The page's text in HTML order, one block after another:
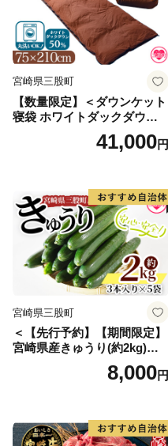
宮崎県三股町
【数量限定】＜ダウンケット
寝袋 ホワイトダックダウン5
0% フェザー50% 充填量0.3k
g ブラウン限定コンパクト収
s】【株式会社ベストライ
フ】
41,000円
宮崎県三股町
＜【先行予約】【期間限定】
宮崎県産きゅうり(約2kg)＞
(約2kg・3本入り×5袋)パリッ
と甘い魔法のキュウリ「マジ
8,000円